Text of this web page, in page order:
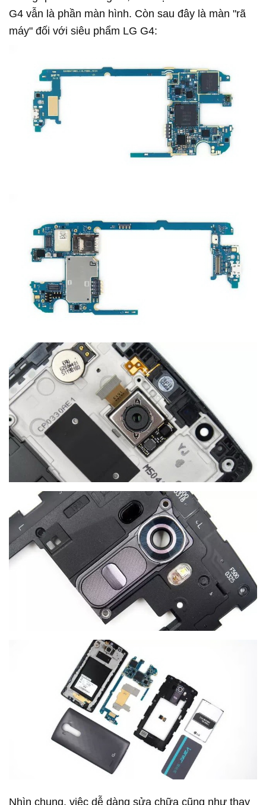
G4 vẫn là phần màn hình. Còn sau đây là màn "rã
máy" đối với siêu phẩm LG G4:
Nhìn chung, việc dễ dàng sửa chữa cũng như thay